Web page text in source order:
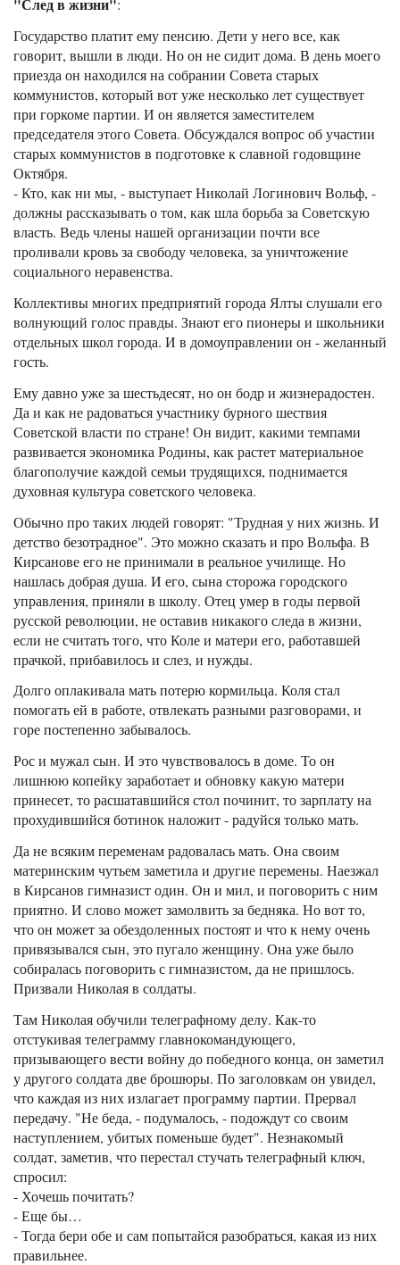
"След в жизни":
Государство платит ему пенсию. Дети у него все, как
говорит, вышли в люди. Но он не сидит дома. В день моего
приезда он находился на собрании Совета старых
коммунистов, который вот уже несколько лет существует
при горкоме партии. И он является заместителем
председателя этого Совета. Обсуждался вопрос об участии
старых коммунистов в подготовке к славной годовщине
Октября.
- Кто, как ни мы, - выступает Николай Логинович Вольф, -
должны рассказывать о том, как шла борьба за Советскую
власть. Ведь члены нашей организации почти все
проливали кровь за свободу человека, за уничтожение
социального неравенства.
Коллективы многих предприятий города Ялты слушали его
волнующий голос правды. Знают его пионеры и школьники
отдельных школ города. И в домоуправлении он - желанный
гость.
Ему давно уже за шестьдесят, но он бодр и жизнерадостен.
Да и как не радоваться участнику бурного шествия
Советской власти по стране! Он видит, какими темпами
развивается экономика Родины, как растет материальное
благополучие каждой семьи трудящихся, поднимается
духовная культура советского человека.
Обычно про таких людей говорят: "Трудная у них жизнь. И
детство безотрадное". Это можно сказать и про Вольфа. В
Кирсанове его не принимали в реальное училище. Но
нашлась добрая душа. И его, сына сторожа городского
управления, приняли в школу. Отец умер в годы первой
русской революции, не оставив никакого следа в жизни,
если не считать того, что Коле и матери его, работавшей
прачкой, прибавилось и слез, и нужды.
Долго оплакивала мать потерю кормильца. Коля стал
помогать ей в работе, отвлекать разными разговорами, и
горе постепенно забывалось.
Рос и мужал сын. И это чувствовалось в доме. То он
лишнюю копейку заработает и обновку какую матери
принесет, то расшатавшийся стол починит, то зарплату на
прохудившийся ботинок наложит - радуйся только мать.
Да не всяким переменам радовалась мать. Она своим
материнским чутьем заметила и другие перемены. Наезжал
в Кирсанов гимназист один. Он и мил, и поговорить с ним
приятно. И слово может замолвить за бедняка. Но вот то,
что он может за обездоленных постоят и что к нему очень
привязывался сын, это пугало женщину. Она уже было
собиралась поговорить с гимназистом, да не пришлось.
Призвали Николая в солдаты.
Там Николая обучили телеграфному делу. Как-то
отстукивая телеграмму главнокомандующего,
призывающего вести войну до победного конца, он заметил
у другого солдата две брошюры. По заголовкам он увидел,
что каждая из них излагает программу партии. Прервал
передачу. "Не беда, - подумалось, - подождут со своим
наступлением, убитых поменьше будет". Незнакомый
солдат, заметив, что перестал стучать телеграфный ключ,
спросил:
- Хочешь почитать?
- Еще бы…
- Тогда бери обе и сам попытайся разобраться, какая из них
правильнее.